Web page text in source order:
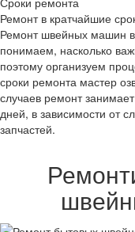
Ремонт в кратчайшие
Ремонт швейных машин
понимаем, насколько
поэтому организуем
сроки ремонта мастер
случаев ремонт
дней, в зависимости от
запчастей.